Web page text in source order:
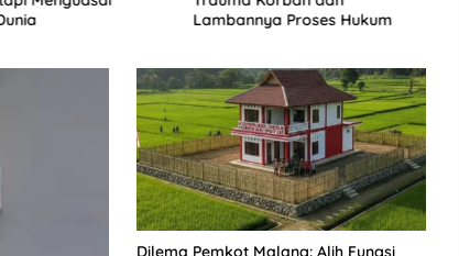
Lambannya Proses Hukum
Dilema Pemkot Malang: Alih Fungsi